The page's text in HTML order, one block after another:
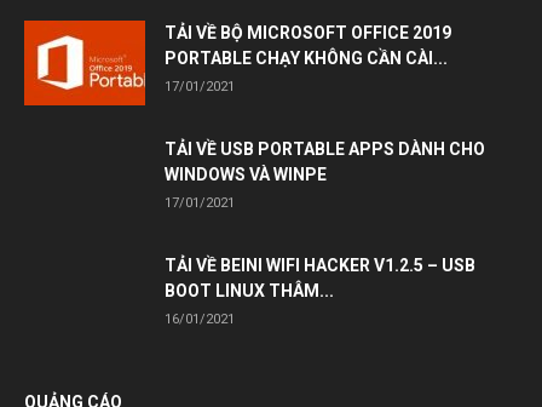
TẢI VỀ BỘ MICROSOFT OFFICE 2019
PORTABLE CHẠY KHÔNG CẦN CÀI...
17/01/2021
TẢI VỀ USB PORTABLE APPS DÀNH CHO
WINDOWS VÀ WINPE
17/01/2021
TẢI VỀ BEINI WIFI HACKER V1.2.5 – USB
BOOT LINUX THÂM...
16/01/2021
QUẢNG CÁO